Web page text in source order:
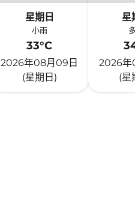
星期日
小雨
33°C
2026年08月09日
(星期日)
星
2026年
(星